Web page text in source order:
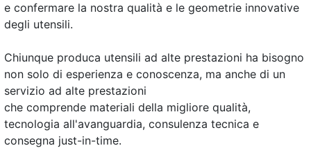
e confermare la nostra qualità e le geometrie innovative
degli utensili.
Chiunque produca utensili ad alte prestazioni ha bisogno
non solo di esperienza e conoscenza, ma anche di un
servizio ad alte prestazioni
che comprende materiali della migliore qualità,
tecnologia all'avanguardia, consulenza tecnica e
consegna just-in-time.